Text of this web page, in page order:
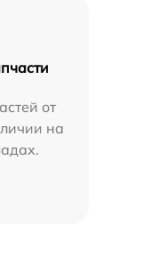
от
на